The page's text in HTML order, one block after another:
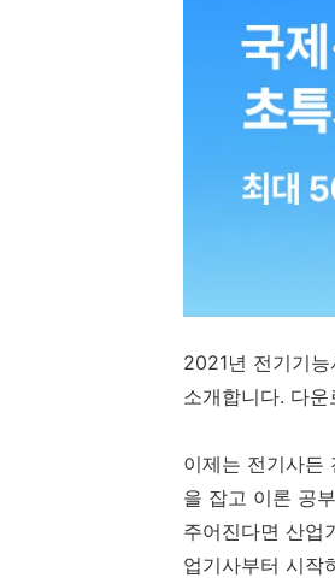
2021년 전기기
소개합니다. 다
이제는 전기사든
을 잡고 이론 공
주어진다면 산업
업기사부터 시작